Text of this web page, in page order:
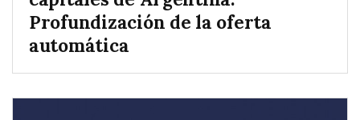
Profundización de la oferta
automática